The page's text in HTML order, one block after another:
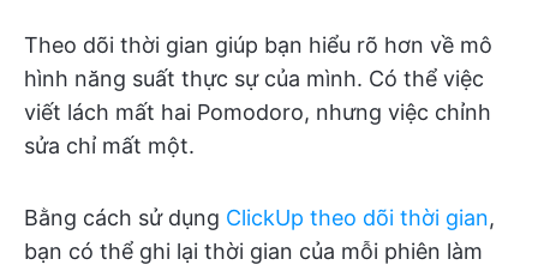
Theo dõi thời gian giúp bạn hiểu rõ hơn về mô
hình năng suất thực sự của mình. Có thể việc
viết lách mất hai Pomodoro, nhưng việc chỉnh
sửa chỉ mất một.
Bằng cách sử dụng ClickUp theo dõi thời gian,
bạn có thể ghi lại thời gian của mỗi phiên làm